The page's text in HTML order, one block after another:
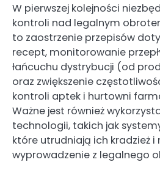
W pierwszej kolejności
kontroli nad legalnym
to zaostrzenie przepisów
recept, monitorowanie
łańcuchu dystrybucji (od
oraz zwiększenie
kontroli aptek i hurtowni
Ważne jest również
technologii, takich jak
które utrudniają ich kradzież i
wyprowadzenie z legalnego